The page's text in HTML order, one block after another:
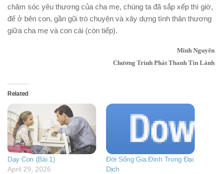
chăm sóc yêu thương của cha mẹ, chúng ta đã sắp xếp thì giờ,
để ở bên con, gần gũi trò chuyện và xây dựng tình thân thương
giữa cha mẹ và con cái (còn tiếp).
Minh Nguyên
Chương Trình Phát Thanh Tin Lành
Related
Dạy Con (Bài 1)
April 29, 2026
Đời Sống Gia Đình Trong Đại
Dịch